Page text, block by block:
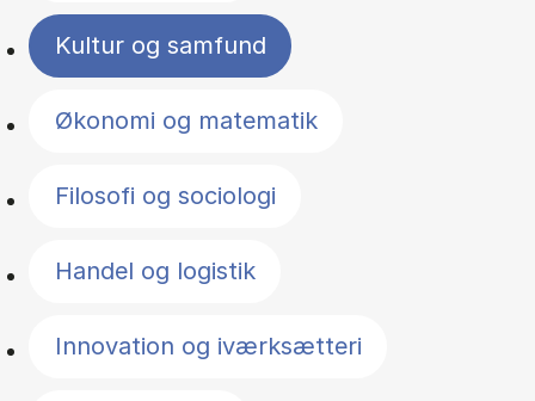
Kultur og samfund
Økonomi og matematik
Filosofi og sociologi
Handel og logistik
Innovation og iværksætteri